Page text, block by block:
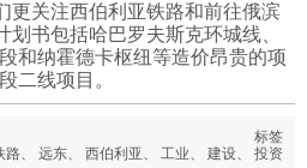
更关注西伯利亚铁路和前往俄滨
书包括哈巴罗夫斯克环城线、
和纳霍德卡枢纽等造价昂贵的项
二线项目。
标签
路、 远东、 西伯利亚、 工业、 建设、 投资